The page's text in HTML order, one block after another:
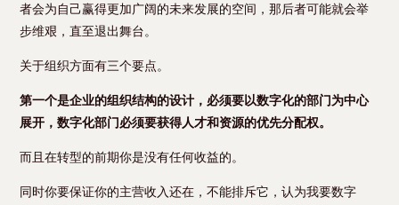
者会为自己赢得更加广阔的未来发展的空间，那后者可能就会举
步维艰，直至退出舞台。
关于组织方面有三个要点。
第一个是企业的组织结构的设计，必须要以数字化的部门为中心
展开，数字化部门必须要获得人才和资源的优先分配权。
而且在转型的前期你是没有任何收益的。
同时你要保证你的主营收入还在，不能排斥它，认为我要数字